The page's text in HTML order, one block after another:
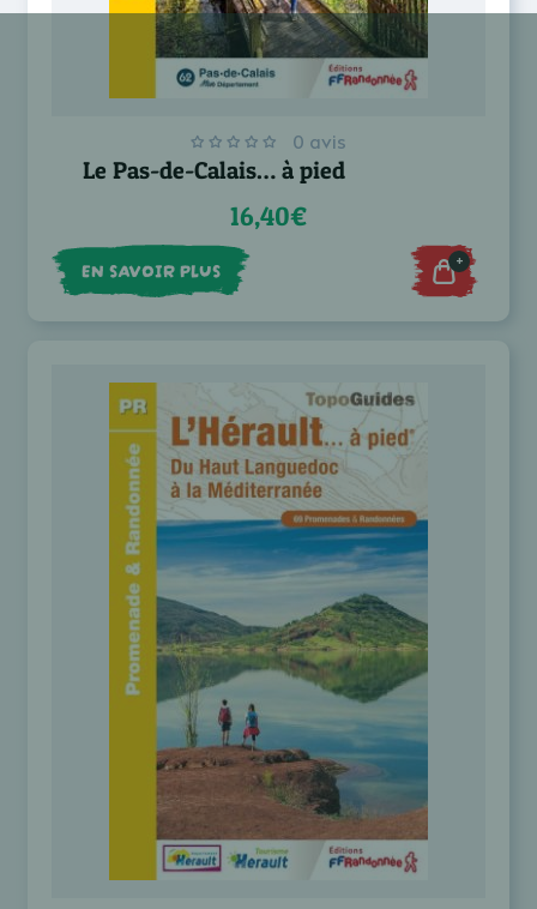
0 avis
Le Pas-de-Calais… à pied
16,40€
EN SAVOIR PLUS +